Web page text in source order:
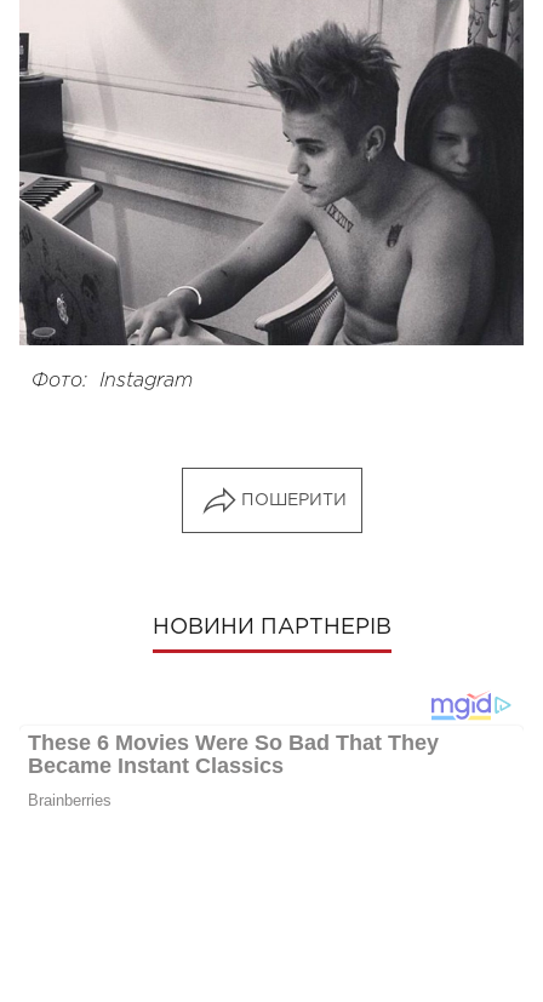
Фото: Instagram
ПОШЕРИТИ
НОВИНИ ПАРТНЕРІВ